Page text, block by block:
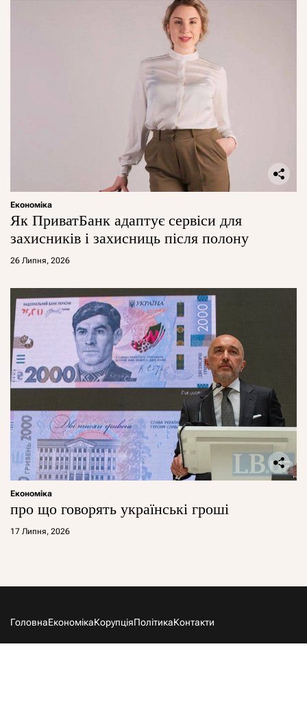
Економіка
Як ПриватБанк адаптує сервіси для
захисників і захисниць після полону
26 Липня, 2026
Економіка
про що говорять українські гроші
17 Липня, 2026
ГоловнаЕкономікаКорупціяПолітикаКонтакти